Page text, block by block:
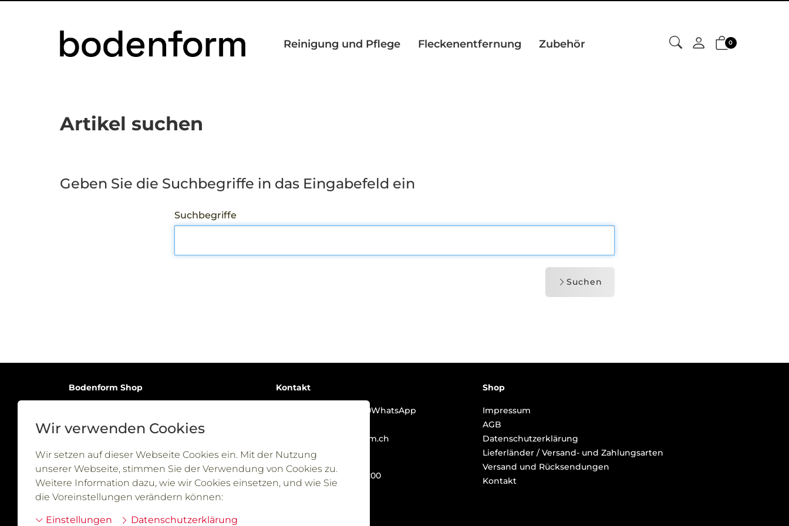
Wir verwenden Cookies
Wir setzen auf dieser Webseite Cookies ein. Mit der Nutzung
unserer Webseite, stimmen Sie der Verwendung von Cookies zu.
Weitere Information dazu, wie wir Cookies einsetzen, und wie Sie
die Voreinstellungen verändern können:
Einstellungen Datenschutzerklärung
Reinigung und Pflege Fleckenentfernung Zubehör 0
Artikel suchen
Geben Sie die Suchbegriffe in das Eingabefeld ein
Suchbegriffe
Suchen
Bodenform Shop
8834 Schindellegi
Kontakt
+41 41 513 01 90WhatsApp
info@bodenform.ch
Montag - Freitag
08:00 - 12:00 | 13:00 - 17:00
Shop
Impressum
AGB
Datenschutzerklärung
Lieferländer / Versand- und Zahlungsarten
Versand und Rücksendungen
Kontakt